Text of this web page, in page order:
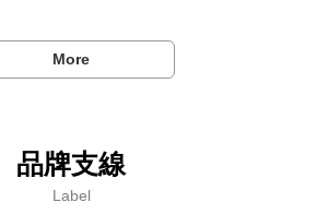
More
品牌支線
Label